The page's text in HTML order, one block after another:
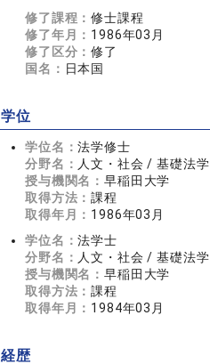
修了課程：修士課程
修了年月： 1986年03月
修了区分：修了
国名： 日本国
学位
学位名：法学修士
分野名： 人文・社会 / 基礎法学
授与機関名：早稲田大学
取得方法：課程
取得年月： 1986年03月
学位名：法学士
分野名： 人文・社会 / 基礎法学
授与機関名：早稲田大学
取得方法：課程
取得年月： 1984年03月
経歴